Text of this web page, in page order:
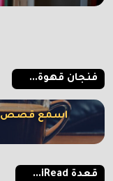
فنجان قهوة...
اسمع قصص
قعدة iRead...